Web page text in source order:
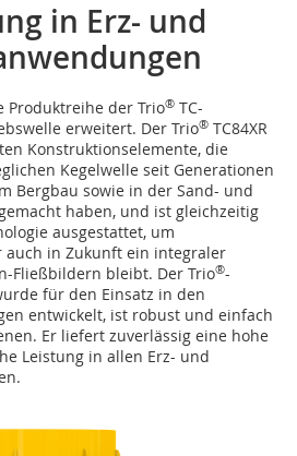
in Erz- und
Produktreihe der Trio® TC-
erweitert. Der Trio® TC84XR
Konstruktionselemente, die
Kegelwelle seit Generationen
Bergbau sowie in der Sand- und
haben, und ist gleichzeitig
ausgestattet, um
auch in Zukunft ein integraler
Fließbildern bleibt. Der Trio®-
für den Einsatz in den
entwickelt, ist robust und einfach
Er liefert zuverlässig eine hohe
Leistung in allen Erz- und